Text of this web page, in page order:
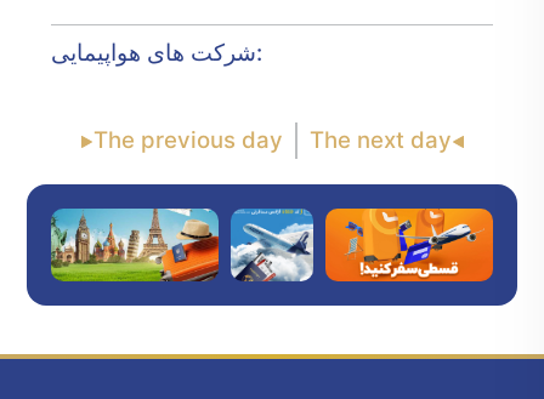
شرکت های هواپیمایی:
The previous day The next day